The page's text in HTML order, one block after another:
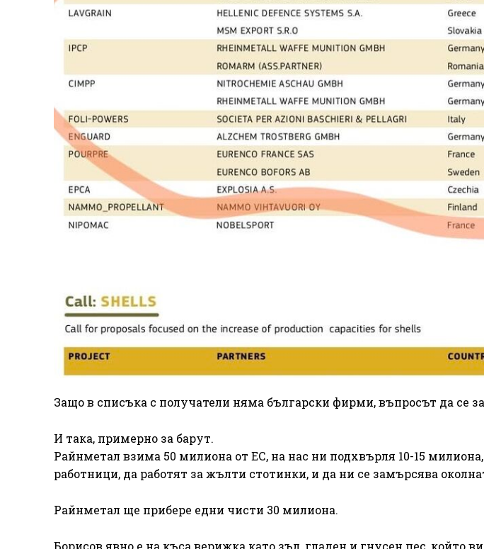
Защо в списъка с получатели няма български фирми, въпросът да се
И така, примерно за барут.
Райнметал взима 50 милиона от ЕС, на нас ни подхвърля 10-15
работници, да работят за жълти стотинки, и да ни се замърсява
Райнметал ще прибере едни чисти 30 милиона.
Борисов явно е на къса верижка като зъл, гладен и гнусен пес, който